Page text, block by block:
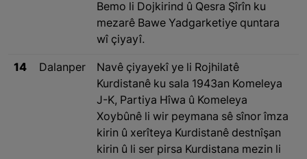
Bemo li Dojkirind û Qesra Şîrîn ku
mezarê Bawe Yadgarketiye quntara
wî çiyayî.
14 Dalanper
Navê çiyayekî ye li Rojhilatê
Kurdistanê ku sala 1943an Komeleya
J-K, Partiya Hîwa û Komeleya
Xoybûnê li wir peymana sê sînor îmza
kirin û xerîteya Kurdistanê destnîşan
kirin û li ser pirsa Kurdistana mezin li